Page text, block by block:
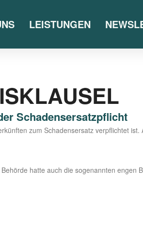
LEISTUNGEN
Schadensersatzpflicht
zum Scha­dens­er­satz ver­pflich­tet
hat­te auch die soge­nann­ten